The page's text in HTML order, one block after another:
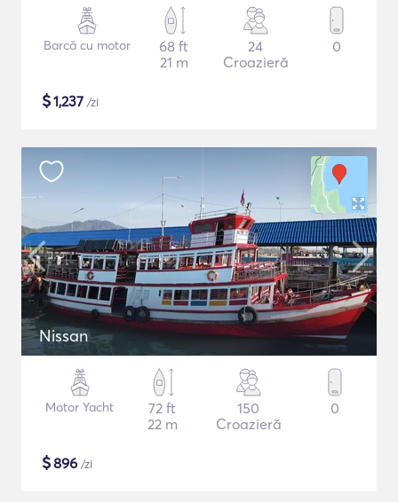
Barcă cu motor
68 ft
21 m
24
Croazieră
0
$1,237 /zi
Nissan
Motor Yacht
72 ft
22 m
150
Croazieră
0
$896 /zi